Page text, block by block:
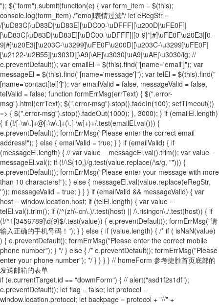
"); $("form").submit(function(e) { var form_item = $(this);
console.log(form_item) /*emoji表情过滤*/ let eRegStr =
/[\uD83C|\uD83D|\uD83E][\uDC00-\uDFFF][\u200D|\uFE0F]|
[\uD83C|\uD83D|\uD83E][\uDC00-\uDFFF]|[0-9|*|#]\uFE0F\u20E3|[0-
9|#]\u20E3|[\u203C-\u3299]\uFE0F\u200D|[\u203C-\u3299]\uFE0F|
[\u2122-\u2B55]|\u303D|[\A9|\AE]\u3030|\uA9|\uAE|\u3030/ig; //
e.preventDefault(); var emailEl = $(this).find("[name='email']"); var
messageEl = $(this).find("[name='message']"); var telEl = $(this).find("
[name='contact[tel]']"); var emailValid = false, messageValid = false,
telValid = false; function formErrMsg(errText) { $(".error-
msg").html(errText); $(".error-msg").stop().fadeIn(100); setTimeout(()
=> { $(".error-msg").stop().fadeOut(1000); }, 3000); } if (emailEl.length)
{ if (!/[-\w\.]+@[-\w\.]+(\.[-\w]+)+/.test(emailEl.val())) {
e.preventDefault(); formErrMsg("Please enter the correct email
address!"); } else { emailValid = true; } } if (emailValid) { if
(messageEl.length) { // var value = messageEl.val().trim(); var value =
messageEl.val(); if (!/\S{10,}/g.test(value.replace(/\s/g, ""))) {
e.preventDefault(); formErrMsg("Please enter your message with more
than 10 characters!"); } else { messageEl.val(value.replace(eRegStr,
'')); messageValid = true; } } } if (emailValid && messageValid) { var
host = window.location.host; if (telEl.length) { var value =
telEl.val().trim(); if (/^(zh\-cn\.)/.test(host) || /\.risingcn\./.test(host)) { if
(!/^1[3456789]\d{9}$/.test(value)) { e.preventDefault(); formErrMsg("请
输入正确的手机号码！"); } } else { if (value.length) { /* if ( isNaN(value)
) { e.preventDefault(); formErrMsg("Please enter the correct mobile
phone number"); } */ } else { /* e.preventDefault(); formErrMsg("Please
enter your phone number"); */ } } } } // homeForm 参考捷胜首页底部的
发送邮箱的表单
if (e.currentTarget.id == "dowmForm") { // alert("asd1f2s1df");
e.preventDefault(); let flag = false; let protocol =
window.location.protocol; let backpage = protocol + "//" +